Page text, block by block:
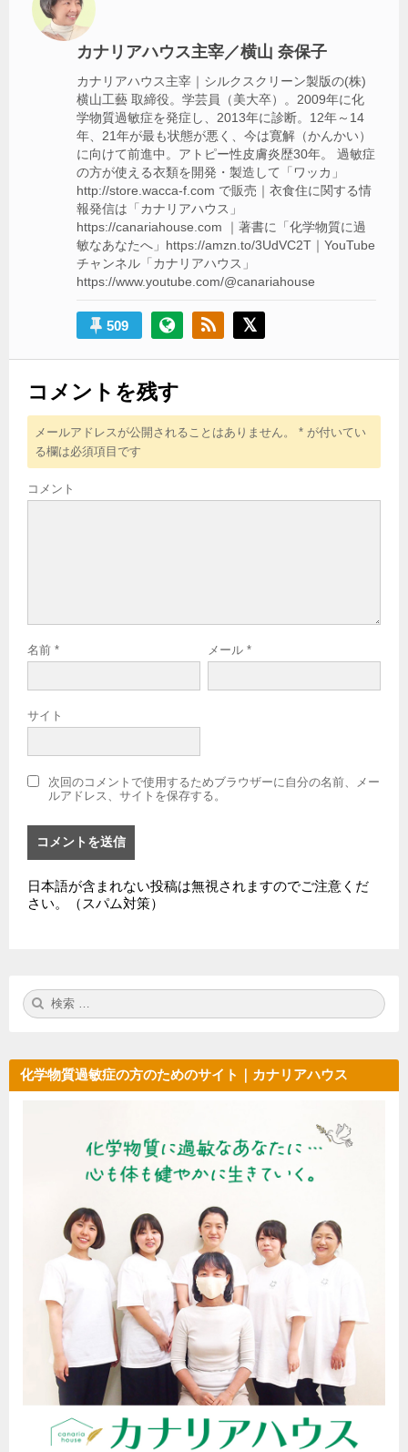
シ
ョ
カナリアハウス主宰／横山 奈保子
カナリアハウス主宰｜シルクスクリーン製版の(株)
横山工藝 取締役。学芸員（美大卒）。2009年に化
学物質過敏症を発症し、2013年に診断。12年～14
年、21年が最も状態が悪く、今は寛解（かんかい）
に向けて前進中。アトピー性皮膚炎歴30年。 過敏症
の方が使える衣類を開発・製造して「ワッカ」
http://store.wacca-f.com で販売｜衣食住に関する情
報発信は「カナリアハウス」
https://canariahouse.com ｜著書に「化学物質に過
敏なあなたへ」https://amzn.to/3UdVC2T｜YouTube
チャンネル「カナリアハウス」
https://www.youtube.com/@canariahouse
509
コメントを残す
メールアドレスが公開されることはありません。 * が付いてい
る欄は必須項目です
コメント
名前 * メール *
サイト
次回のコメントで使用するためブラウザーに自分の名前、メー
ルアドレス、サイトを保存する。
日本語が含まれない投稿は無視されますのでご注意くだ
さい。（スパム対策）
検
索:
化学物質過敏症の方のためのサイト｜カナリアハウス